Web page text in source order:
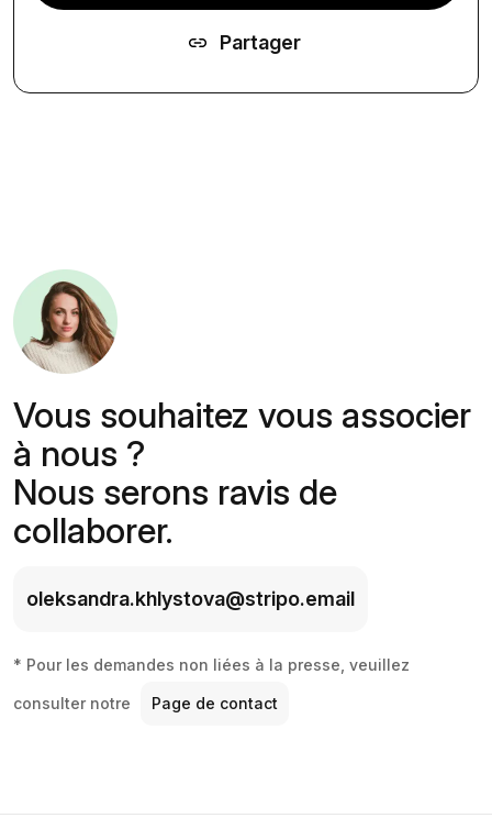
Partager
Vous souhaitez vous associer
à nous ?
Nous serons ravis de
collaborer.
oleksandra.khlystova@stripo.email
* Pour les demandes non liées à la presse, veuillez
consulter notre Page de contact